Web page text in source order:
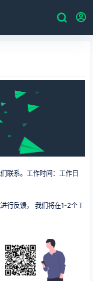
联系。工作时间：工作日
行反馈， 我们将在1-2个工